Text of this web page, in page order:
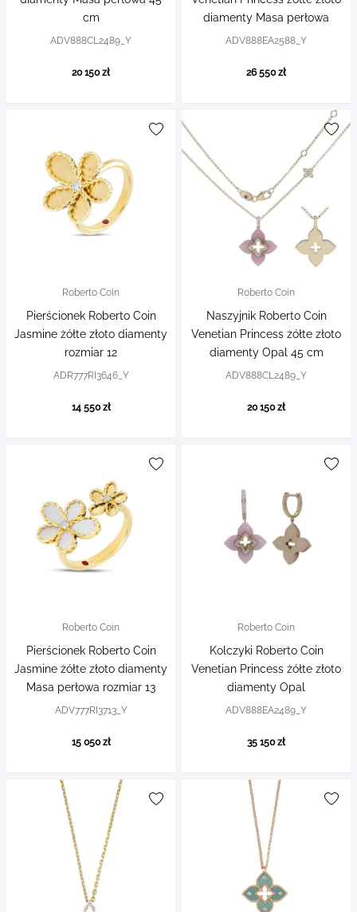
cm
ADV888CL2489_Y
20 150 zł
diamenty Masa perłowa
ADV888EA2588_Y
26 550 zł
Roberto Coin
Pierścionek Roberto Coin
Jasmine żółte złoto diamenty
rozmiar 12
ADR777RI3646_Y
14 550 zł
Roberto Coin
Naszyjnik Roberto Coin
Venetian Princess żółte złoto
diamenty Opal 45 cm
ADV888CL2489_Y
20 150 zł
Roberto Coin
Pierścionek Roberto Coin
Jasmine żółte złoto diamenty
Masa perłowa rozmiar 13
ADV777RI3713_Y
15 050 zł
Roberto Coin
Kolczyki Roberto Coin
Venetian Princess żółte złoto
diamenty Opal
ADV888EA2489_Y
35 150 zł